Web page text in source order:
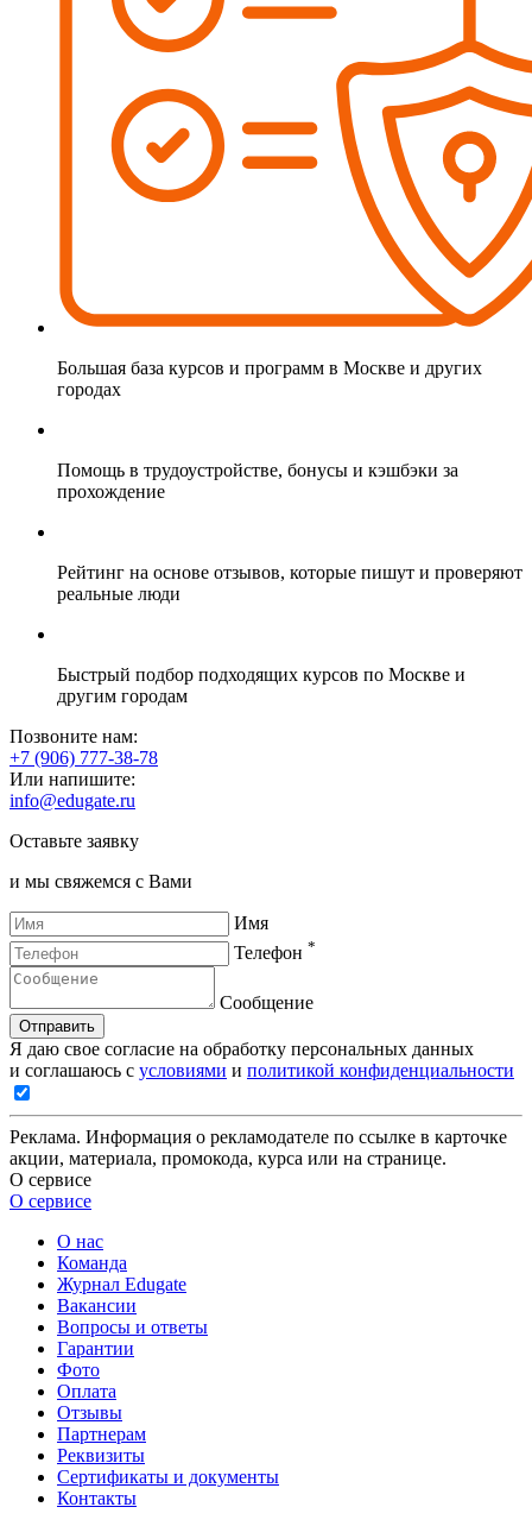
Большая база курсов и программ в Москве и других
городах
Помощь в трудоустройстве, бонусы и кэшбэки за
прохождение
Рейтинг на основе отзывов, которые пишут и проверяют
реальные люди
Быстрый подбор подходящих курсов по Москве и
другим городам
Позвоните нам:
+7 (906) 777-38-78
Или напишите:
info@edugate.ru
Оставьте заявку
и мы свяжемся с Вами
Имя
Телефон *
Сообщение
Отправить
Я даю свое согласие на обработку персональных данных
и соглашаюсь с условиями и политикой конфиденциальности
Реклама. Информация о рекламодателе по ссылке в карточке
акции, материала, промокода, курса или на странице.
О сервисе
О сервисе
О нас
Команда
Журнал Edugate
Вакансии
Вопросы и ответы
Гарантии
Фото
Оплата
Отзывы
Партнерам
Реквизиты
Сертификаты и документы
Контакты